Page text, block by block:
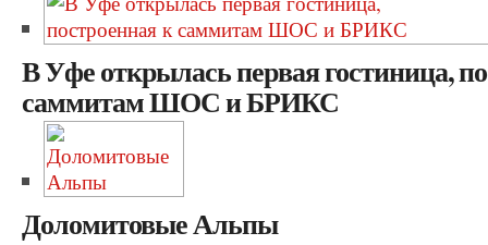
В Уфе открылась первая гостиница,
саммитам ШОС и БРИКС
Доломитовые Альпы